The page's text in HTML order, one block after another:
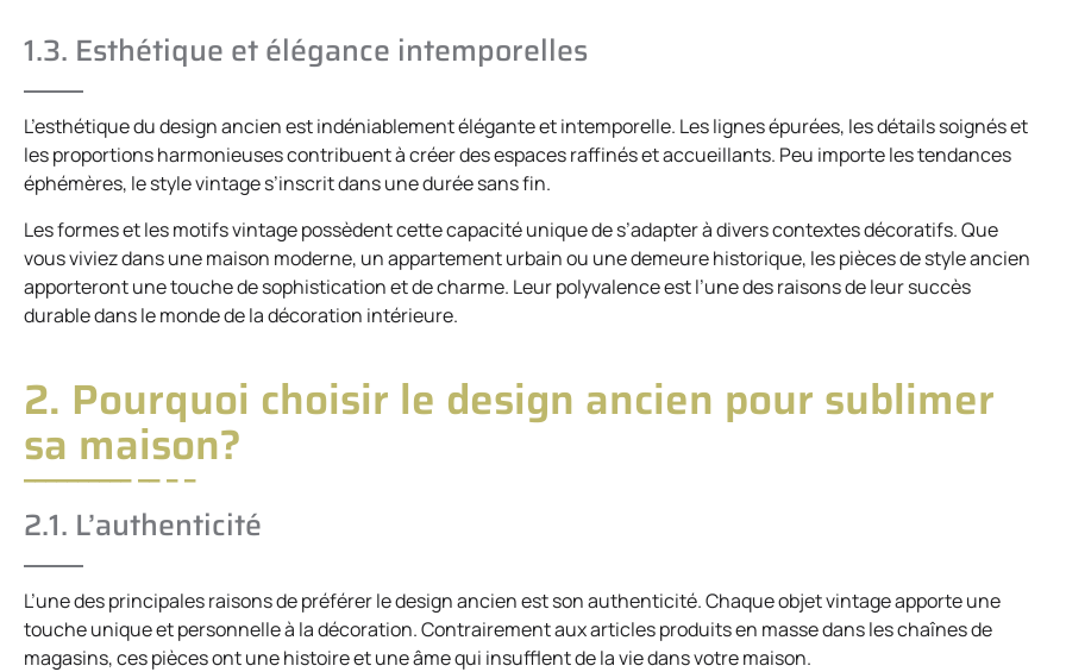
1.3. Esthétique et élégance intemporelles
L’esthétique du design ancien est indéniablement élégante et intemporelle. Les lignes épurées, les détails soignés et
les proportions harmonieuses contribuent à créer des espaces raffinés et accueillants. Peu importe les tendances
éphémères, le style vintage s’inscrit dans une durée sans fin.
Les formes et les motifs vintage possèdent cette capacité unique de s’adapter à divers contextes décoratifs. Que
vous viviez dans une maison moderne, un appartement urbain ou une demeure historique, les pièces de style ancien
apporteront une touche de sophistication et de charme. Leur polyvalence est l’une des raisons de leur succès
durable dans le monde de la décoration intérieure.
2. Pourquoi choisir le design ancien pour sublimer
sa maison?
2.1. L’authenticité
L’une des principales raisons de préférer le design ancien est son authenticité. Chaque objet vintage apporte une
touche unique et personnelle à la décoration. Contrairement aux articles produits en masse dans les chaînes de
magasins, ces pièces ont une histoire et une âme qui insufflent de la vie dans votre maison.